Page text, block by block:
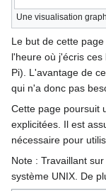
Une visualisation
Le but de cette
l'heure où j'écris
Pi). L'avantage de
qui n'a donc pas
Cette page poursuit
explicitées. Il est
nécessaire pour
Note : Travaillant
système UNIX. De